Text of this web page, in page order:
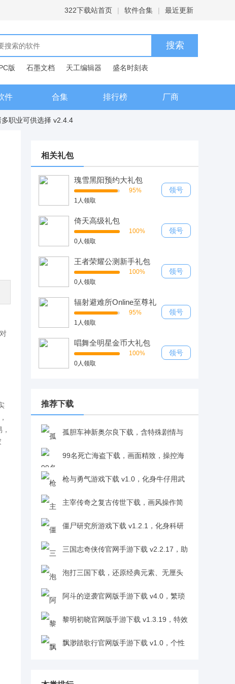
322下载站首页 | 软件合集 | 最近更新
版 石墨文档 天工编辑器
盛名时刻表
典
件 合集 排行榜 厂商
职业可供选择 v2.4.4
相关礼包
瑰雪黑阳预约大礼包
95%
1人领取
领号
倚天高级礼包
100%
0人领取
领号
王者荣耀公测新手礼包
100%
0人领取
领号
辐射避难所Online至尊礼
包
95%
1人领取
领号
唱舞全明星金币大礼包
100%
0人领取
领号
推荐下载
孤胆车神新奥尔良下载，含特殊剧情与
丰富关卡，在罪恶之城自由探索超带感v1.7.0
99名死亡海盗下载，画面精致，操控海
盗闯关卡成最强海贼王v1.0
枪与勇气游戏下载 v1.0，化身牛仔用武
器在西部世界书写专属故事v1.0
主宰传奇之复古传世下载，画风操作简
单易上手，获得玩家认可与期待v1.0.2
僵尸研究所游戏下载 v1.2.1，化身科研
人员合成强僵尸横扫敌人v1.2.1
三国志奇侠传官网手游下载 v2.2.17，助
刘备拨正历史轨道，脑洞剧情跌宕起伏超吸睛
v2.2.17
泡打三国下载，还原经典元素、无厘头
剧情超新奇v1.0
阿斗的逆袭官网版手游下载 v4.0，繁琐
操作自由畅享三国逆袭之旅v4.0
黎明初晓官网版手游下载 v1.3.19，特效
华丽色彩饱满魔幻沉浸感拉满v1.3.19
飘渺踏歌行官网版手游下载 v1.0，个性